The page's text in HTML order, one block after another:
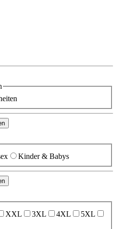
Kinder & Babys
XXL 3XL 4XL
5XL